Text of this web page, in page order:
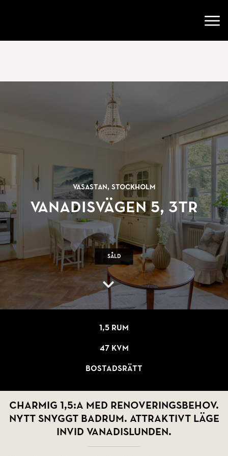
Vasastan, Stockholm
Vanadisvägen 5, 3tr
Såld
1,5 rum
47 kvm
Bostadsrätt
Charmig 1,5:a med renoveringsbehov.
Nytt snyggt badrum. Attraktivt läge
invid Vanadislunden.